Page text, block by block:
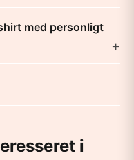
med personligt
i